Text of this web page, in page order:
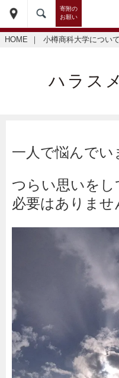
寄附の
お願い
HOME ｜ 小樽商科大学について
ハラス
一人で悩んでい
つらい思いをし
必要はありませ